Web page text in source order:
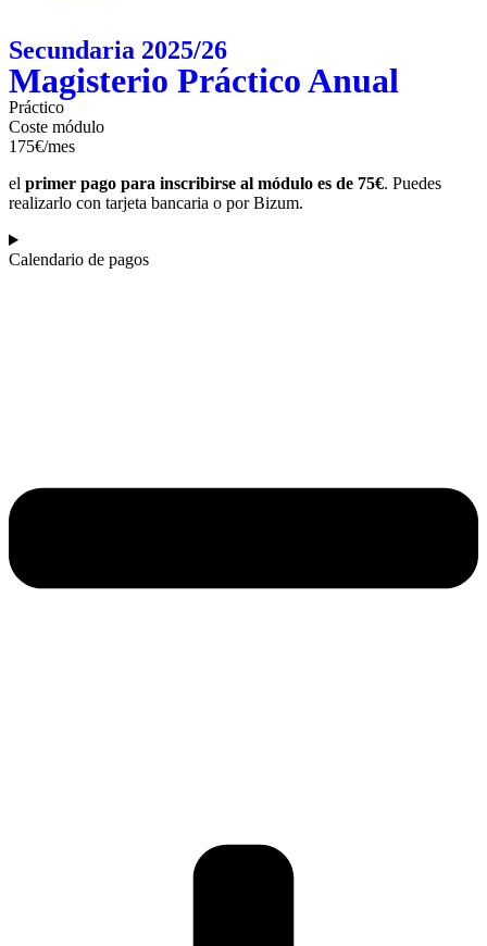
Secundaria 2025/26
Magisterio Práctico Anual
Práctico
Coste módulo
175€/mes
el primer pago para inscribirse al módulo es de 75€. Puedes
realizarlo con tarjeta bancaria o por Bizum.
Calendario de pagos